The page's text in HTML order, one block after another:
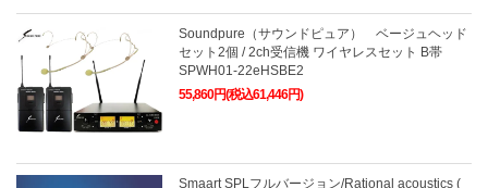
Soundpure（サウンドピュア） ベージュヘッド
セット2個 / 2ch受信機 ワイヤレスセット B帯
SPWH01-22eHSBE2
55,860円(税込61,446円)
Smaart SPLフルバージョン/Rational acoustics (